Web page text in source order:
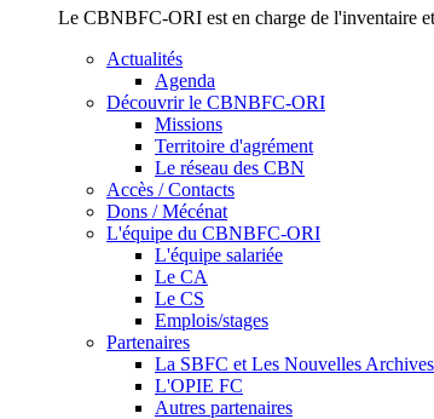
Le CBNBFC-ORI est en charge de l'inventaire
Actualités
Agenda
Découvrir le CBNBFC-ORI
Missions
Territoire d'agrément
Le réseau des CBN
Accès / Contacts
Dons / Mécénat
L'équipe du CBNBFC-ORI
L'équipe salariée
Le CA
Le CS
Emplois/stages
Partenaires
La SBFC et Les Nouvelles Archives
L'OPIE FC
Autres partenaires